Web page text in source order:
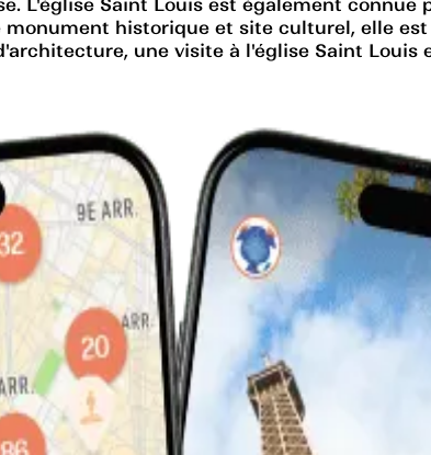
historique et site culturel, elle
une visite à l'église Saint